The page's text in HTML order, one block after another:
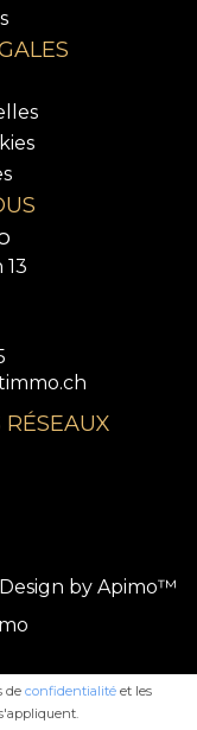
13
Design by Apimo™
de confidentialité et les